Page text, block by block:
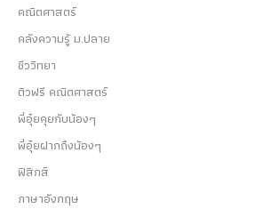
คณิตศาสตร์
คลังความรู้ ม.ปลาย
ชีววิทยา
ติวฟรี คณิตศาสตร์
พี่อุ๋ยคุยกับน้องๆ
พี่อุ๋ยฝากถึงน้องๆ
ฟิสิกส์
ภาษาอังกฤษ